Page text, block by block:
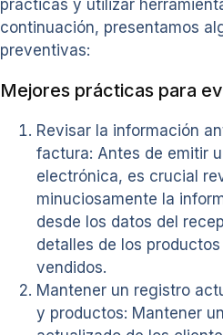
prácticas y utilizar
continuación, presentamos
preventivas:
Mejores prácticas para
Revisar la información
factura: Antes de emitir
electrónica, es crucial
minuciosamente la
desde los datos del
detalles de los
vendidos.
Mantener un registro
y productos: Mantener